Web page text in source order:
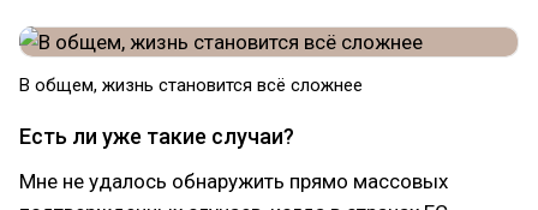
В общем, жизнь становится всё сложнее
Есть ли уже такие случаи?
Мне не удалось обнаружить прямо массовых